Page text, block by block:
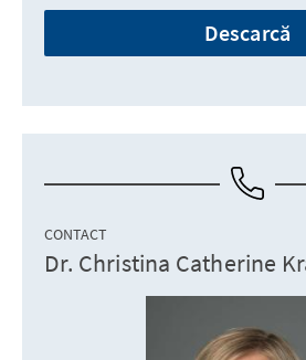
Descarcă
CONTACT
Dr. Christina Catherine